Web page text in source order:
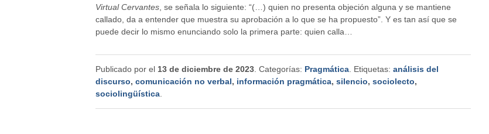
Virtual Cervantes, se señala lo siguiente: “(…) quien no presenta objeción alguna y se mantiene
callado, da a entender que muestra su aprobación a lo que se ha propuesto”. Y es tan así que se
puede decir lo mismo enunciando solo la primera parte: quien calla…
Publicado por el 13 de diciembre de 2023. Categorías: Pragmática. Etiquetas: análisis del
discurso, comunicación no verbal, información pragmática, silencio, sociolecto,
sociolingüística.